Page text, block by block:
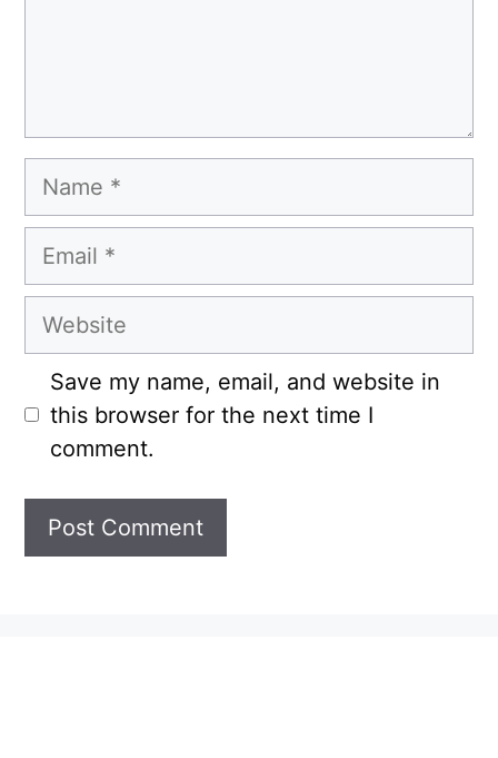
Name
Email
Website
Save my name, email, and website in
this browser for the next time I
comment.